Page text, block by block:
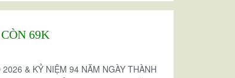
69K
& KỶ NIỆM 94 NĂM NGÀY THÀNH